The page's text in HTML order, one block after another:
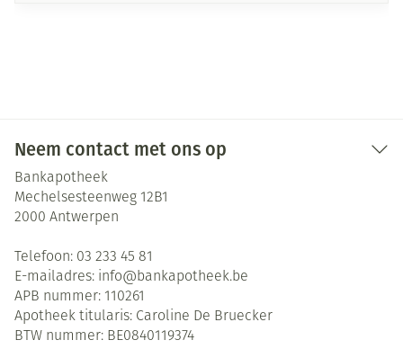
Neem contact met ons op
Bankapotheek
Mechelsesteenweg 12B1
2000 Antwerpen
Telefoon: 03 233 45 81
E-mailadres: info@bankapotheek.be
APB nummer: 110261
Apotheek titularis: Caroline De Bruecker
BTW nummer: BE0840119374